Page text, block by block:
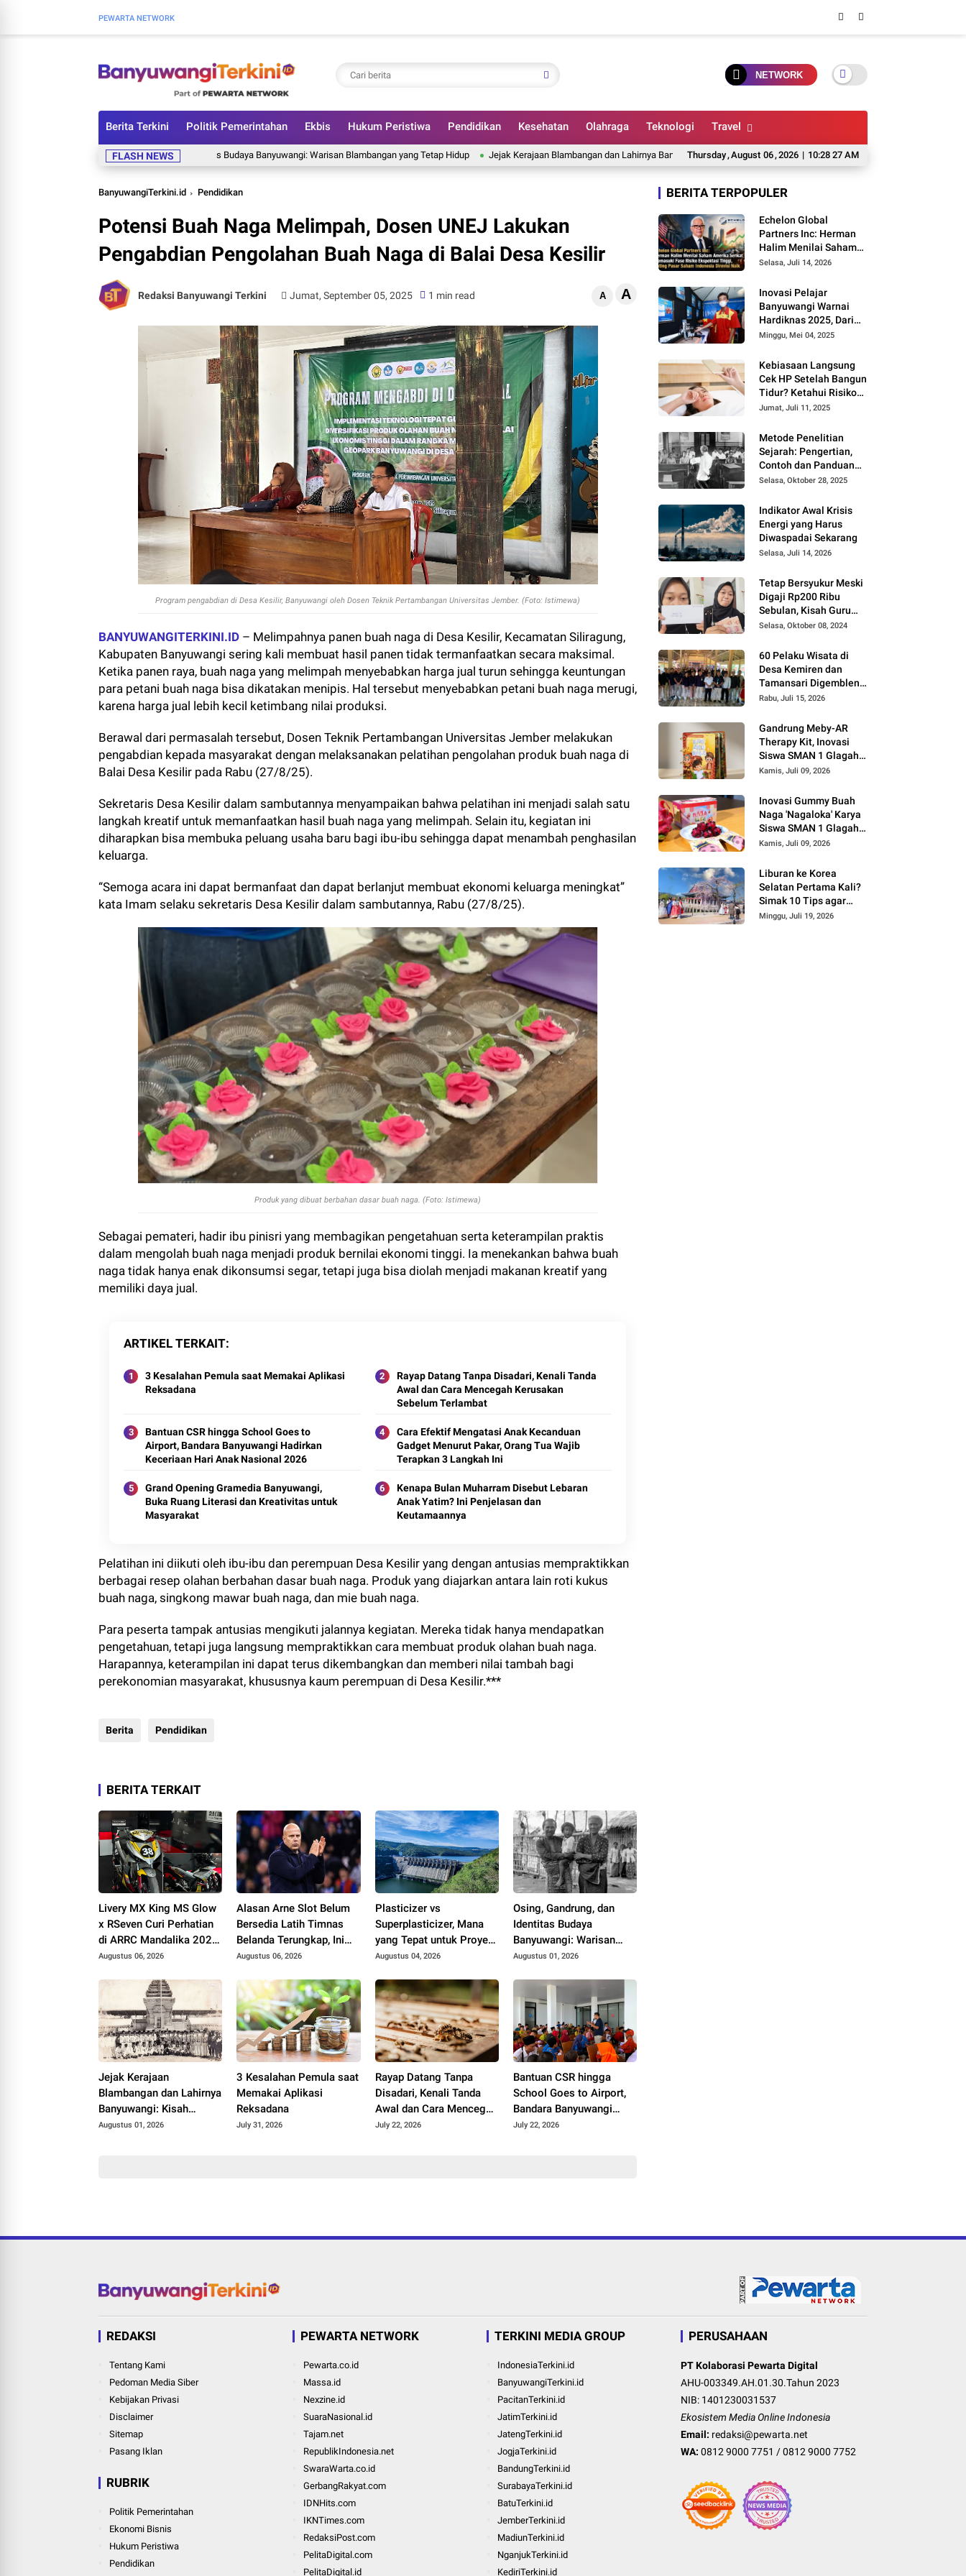
PEWARTA NETWORK
NETWORK
Berita Terkini Politik Pemerintahan Ekbis Hukum Peristiwa Pendidikan Kesehatan Olahraga Teknologi Travel
Thursday,August 06,2026 | 10:28 28 AM
FLASH NEWS
Osing, Gandrung, dan Identitas Budaya Banyuwangi: Warisan Blambangan yang Tetap Hidup Jejak Kerajaan Blambangan dan Lahirnya Banyuwangi: Kisah Kerajaan Hindu Terakhir di Tanah Jawa
BanyuwangiTerkini.id Pendidikan
Potensi Buah Naga Melimpah, Dosen UNEJ Lakukan
Pengabdian Pengolahan Buah Naga di Balai Desa Kesilir
Redaksi Banyuwangi Terkini Jumat, September 05, 2025 1 min read A A
Program pengabdian di Desa Kesilir, Banyuwangi oleh Dosen Teknik Pertambangan Universitas Jember. (Foto: Istimewa)
BANYUWANGITERKINI.ID – Melimpahnya panen buah naga di Desa Kesilir, Kecamatan Siliragung,
Kabupaten Banyuwangi sering kali membuat hasil panen tidak termanfaatkan secara maksimal.
Ketika panen raya, buah naga yang melimpah menyebabkan harga jual turun sehingga keuntungan
para petani buah naga bisa dikatakan menipis. Hal tersebut menyebabkan petani buah naga merugi,
karena harga jual lebih kecil ketimbang nilai produksi.
Berawal dari permasalah tersebut, Dosen Teknik Pertambangan Universitas Jember melakukan
pengabdian kepada masyarakat dengan melaksanakan pelatihan pengolahan produk buah naga di
Balai Desa Kesilir pada Rabu (27/8/25).
Sekretaris Desa Kesilir dalam sambutannya menyampaikan bahwa pelatihan ini menjadi salah satu
langkah kreatif untuk memanfaatkan hasil buah naga yang melimpah. Selain itu, kegiatan ini
diharapkan bisa membuka peluang usaha baru bagi ibu-ibu sehingga dapat menambah penghasilan
keluarga.
“Semoga acara ini dapat bermanfaat dan dapat berlanjut membuat ekonomi keluarga meningkat”
kata Imam selaku sekretaris Desa Kesilir dalam sambutannya, Rabu (27/8/25).
Produk yang dibuat berbahan dasar buah naga. (Foto: Istimewa)
Sebagai pemateri, hadir ibu pinisri yang membagikan pengetahuan serta keterampilan praktis
dalam mengolah buah naga menjadi produk bernilai ekonomi tinggi. Ia menekankan bahwa buah
naga tidak hanya enak dikonsumsi segar, tetapi juga bisa diolah menjadi makanan kreatif yang
memiliki daya jual.
ARTIKEL TERKAIT
3 Kesalahan Pemula saat Memakai Aplikasi
Reksadana
Rayap Datang Tanpa Disadari, Kenali Tanda
Awal dan Cara Mencegah Kerusakan
Sebelum Terlambat
Bantuan CSR hingga School Goes to
Airport, Bandara Banyuwangi Hadirkan
Keceriaan Hari Anak Nasional 2026
Cara Efektif Mengatasi Anak Kecanduan
Gadget Menurut Pakar, Orang Tua Wajib
Terapkan 3 Langkah Ini
Grand Opening Gramedia Banyuwangi,
Buka Ruang Literasi dan Kreativitas untuk
Masyarakat
Kenapa Bulan Muharram Disebut Lebaran
Anak Yatim? Ini Penjelasan dan
Keutamaannya
Pelatihan ini diikuti oleh ibu-ibu dan perempuan Desa Kesilir yang dengan antusias mempraktikkan
berbagai resep olahan berbahan dasar buah naga. Produk yang diajarkan antara lain roti kukus
buah naga, singkong mawar buah naga, dan mie buah naga.
Para peserta tampak antusias mengikuti jalannya kegiatan. Mereka tidak hanya mendapatkan
pengetahuan, tetapi juga langsung mempraktikkan cara membuat produk olahan buah naga.
Harapannya, keterampilan ini dapat terus dikembangkan dan memberi nilai tambah bagi
perekonomian masyarakat, khususnya kaum perempuan di Desa Kesilir.***
Berita Pendidikan
BERITA TERKAIT
Livery MX King MS Glow
x RSeven Curi Perhatian
di ARRC Mandalika 2026,
Wawan Wello Siap
Augustus 06, 2026
Alasan Arne Slot Belum
Bersedia Latih Timnas
Belanda Terungkap, Ini
Pertimbangannya
Augustus 06, 2026
Plasticizer vs
Superplasticizer, Mana
yang Tepat untuk Proyek
Anda?
Augustus 04, 2026
Osing, Gandrung, dan
Identitas Budaya
Banyuwangi: Warisan
Blambangan yang Tetap
Augustus 01, 2026
Jejak Kerajaan
Blambangan dan Lahirnya
Banyuwangi: Kisah
Kerajaan Hindu Terakhir
Augustus 01, 2026
3 Kesalahan Pemula saat
Memakai Aplikasi
Reksadana
July 31, 2026
Rayap Datang Tanpa
Disadari, Kenali Tanda
Awal dan Cara Mencegah
Kerusakan Sebelum
July 22, 2026
Bantuan CSR hingga
School Goes to Airport,
Bandara Banyuwangi
Hadirkan Keceriaan Hari
July 22, 2026
BERITA TERPOPULER
Echelon Global
Partners Inc: Herman
Halim Menilai Saham
Amerika Serikat
Ekspektasi Tinggi,
Rating Pasar Saham
Indonesia Direvisi Naik
Selasa, Juli 14, 2026
Inovasi Pelajar
Banyuwangi Warnai
Hardiknas 2025, Dari
Smart Home hingga
Minggu, Mei 04, 2025
Kebiasaan Langsung
Cek HP Setelah Bangun
Tidur? Ketahui Risiko
Kesehatannya Menurut
Jumat, Juli 11, 2025
Metode Penelitian
Sejarah: Pengertian,
Contoh dan Panduan
Lengkapnya
Selasa, Oktober 28, 2025
Indikator Awal Krisis
Energi yang Harus
Diwaspadai Sekarang
Selasa, Juli 14, 2026
Tetap Bersyukur Meski
Digaji Rp200 Ribu
Sebulan, Kisah Guru
Honorer di Banyuwangi
Selasa, Oktober 08, 2024
60 Pelaku Wisata di
Desa Kemiren dan
Tamansari Digembleng
InJourney Hospitality
Rabu, Juli 15, 2026
Gandrung Meby-AR
Therapy Kit, Inovasi
Siswa SMAN 1 Glagah
untuk Terapi Motorik
Budaya Banyuwangi
Kamis, Juli 09, 2026
Inovasi Gummy Buah
Naga 'Nagaloka' Karya
Siswa SMAN 1 Glagah,
Angkat Potensi Lokal
FIKSI 2026
Kamis, Juli 09, 2026
Liburan ke Korea
Selatan Pertama Kali?
Simak 10 Tips agar
Perjalanan Lebih
Minggu, Juli 19, 2026
REDAKSI
Tentang Kami
Pedoman Media Siber
Kebijakan Privasi
Disclaimer
Sitemap
Pasang Iklan
RUBRIK
Politik Pemerintahan
Ekonomi Bisnis
Hukum Peristiwa
Pendidikan
PEWARTA NETWORK
Pewarta.co.id
Massa.id
Nexzine.id
SuaraNasional.id
Tajam.net
RepublikIndonesia.net
SwaraWarta.co.id
GerbangRakyat.com
IDNHits.com
IKNTimes.com
RedaksiPost.com
PelitaDigital.com
PelitaDigital.id
TERKINI MEDIA GROUP
IndonesiaTerkini.id
BanyuwangiTerkini.id
PacitanTerkini.id
JatimTerkini.id
JatengTerkini.id
JogjaTerkini.id
BandungTerkini.id
SurabayaTerkini.id
BatuTerkini.id
JemberTerkini.id
MadiunTerkini.id
NganjukTerkini.id
KediriTerkini.id
PERUSAHAAN
PT Kolaborasi Pewarta Digital
AHU-003349.AH.01.30.Tahun 2023
NIB: 1401230031537
Ekosistem Media Online Indonesia
Email: redaksi@pewarta.net
WA: 0812 9000 7751 /0812 9000 7752